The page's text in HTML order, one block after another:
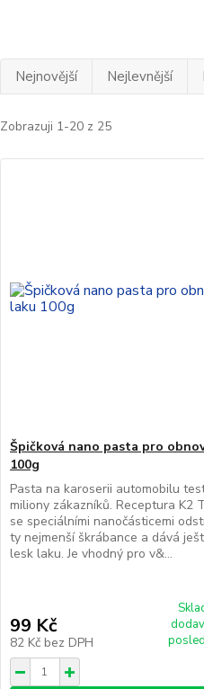
Nejnovější Nejlevnější
Zobrazuji 1-20 z 25
Špičková nano pasta pro
100g
Pasta na karoserii automobilu
miliony zákazníků. Receptura K2
se speciálními nanočásticemi
ty nejmenší škrábance a dává
lesk laku. Je vhodný pro v&...
99 Kč
82 Kč bez DPH